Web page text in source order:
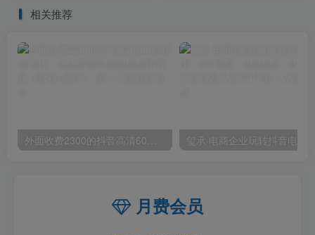
相关推荐
外面收费2300的抖音高清60帧视频教程，保证你能学会如何制作视频（教程+插件）
月费会员